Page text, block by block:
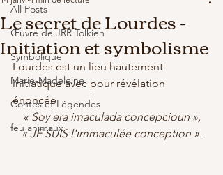
All Posts
Œuvre de JRR Tolkien
Symbolique
Marie-Madeleine
Contes et Légendes
feu animaux
Le secret de Lourdes -
Initiation et symbolisme
Lourdes est un lieu hautement
initiatique avec pour révélation
énoncée
« Soy era imaculada concepcioun »,
« JE SUIS l'immaculée conception ».